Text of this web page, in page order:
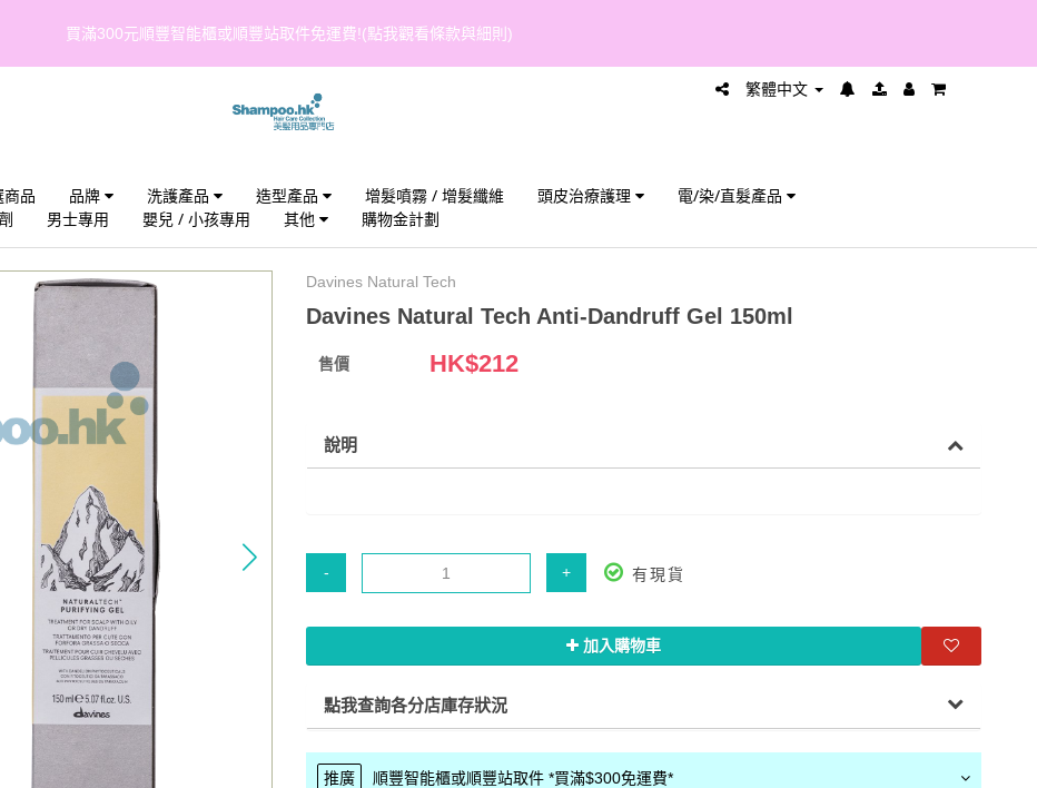
買滿300元順豐智能櫃或順豐站取件免運費!(點我觀看條款與細則)
繁體中文
商品 品牌 洗護產品 造型產品 增髮噴霧 / 增髮纖維 頭皮治療護理
電/染/直髮產品
男士專用 嬰兒 / 小孩專用 其他 購物金計劃
Davines Natural Tech
Davines Natural Tech Anti-Dandruff Gel 150ml
售價 HK$212
說明
- + 有現貨
加入購物車
點我查詢各分店庫存狀況
推廣 順豐智能櫃或順豐站取件 *買滿$300免運費*